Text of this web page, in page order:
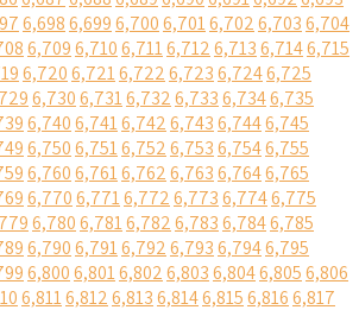
6,6986,6996,7006,7016,7026,7036,704
6,7096,7106,7116,7126,7136,7146,715
6,7206,7216,7226,7236,7246,725
6,7306,7316,7326,7336,7346,735
6,7406,7416,7426,7436,7446,745
6,7506,7516,7526,7536,7546,755
6,7606,7616,7626,7636,7646,765
6,7706,7716,7726,7736,7746,775
6,7806,7816,7826,7836,7846,785
6,7906,7916,7926,7936,7946,795
6,8006,8016,8026,8036,8046,8056,806
6,8116,8126,8136,8146,8156,8166,817